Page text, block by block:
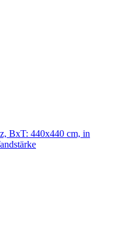
BxT: 440x440 cm, in